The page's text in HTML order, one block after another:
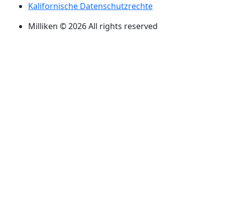
Kalifornische Datenschutzrechte
Milliken © 2026 All rights reserved